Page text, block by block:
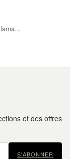
et des offres
S'ABONNER